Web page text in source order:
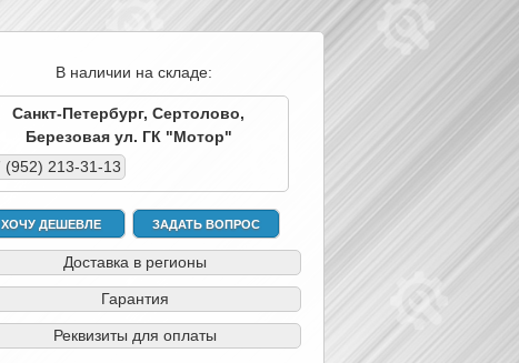
В наличии на складе:
Санкт-Петербург, Сертолово,
Березовая ул. ГК "Мотор"
(952) 213-31-13
ХОЧУ ДЕШЕВЛЕ ЗАДАТЬ ВОПРОС
Доставка в регионы
Гарантия
Реквизиты для оплаты